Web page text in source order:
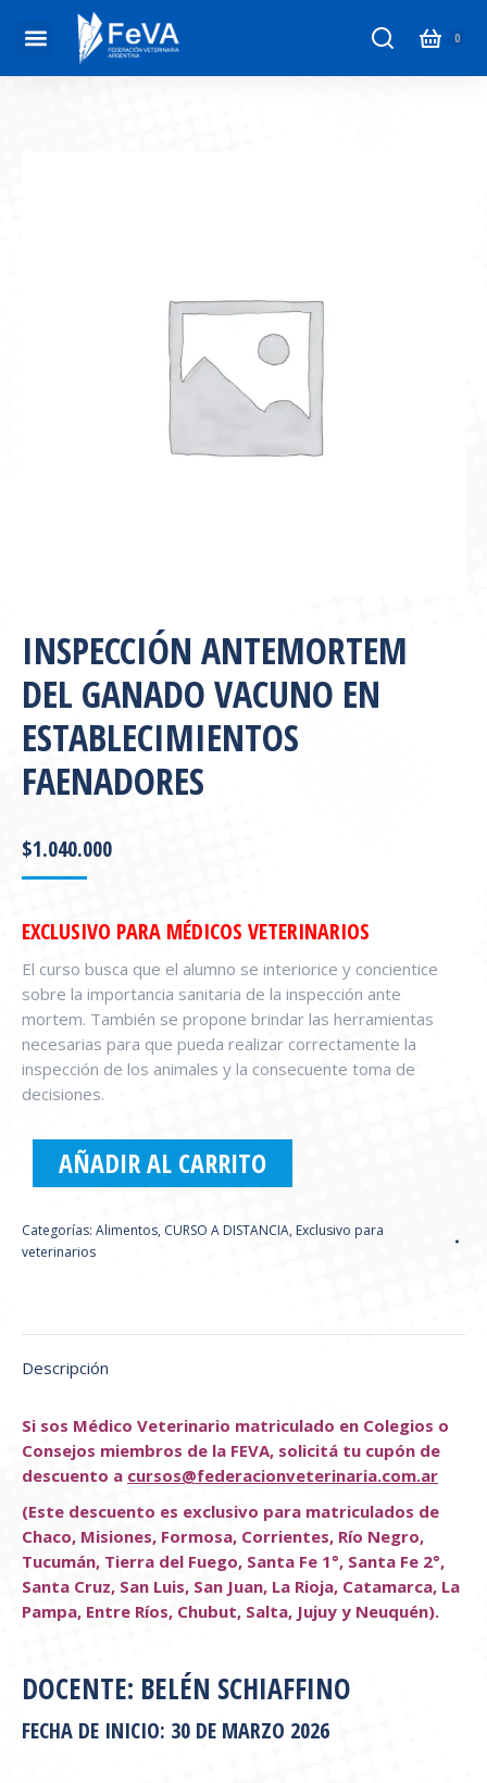
INSPECCIÓN ANTEMORTEM
DEL GANADO VACUNO EN
ESTABLECIMIENTOS
FAENADORES
$1.040.000
EXCLUSIVO PARA MÉDICOS VETERINARIOS
El curso busca que el alumno se interiorice y concientice
sobre la importancia sanitaria de la inspección ante
mortem. También se propone brindar las herramientas
necesarias para que pueda realizar correctamente la
inspección de los animales y la consecuente toma de
decisiones.
AÑADIR AL CARRITO
Categorías: Alimentos, CURSO A DISTANCIA, Exclusivo para
veterinarios
Descripción
Si sos Médico Veterinario matriculado en Colegios o
Consejos miembros de la FEVA, solicitá tu cupón de
descuento a cursos@federacionveterinaria.com.ar
(Este descuento es exclusivo para matriculados de
Chaco, Misiones, Formosa, Corrientes, Río Negro,
Tucumán, Tierra del Fuego, Santa Fe 1°, Santa Fe 2°,
Santa Cruz, San Luis, San Juan, La Rioja, Catamarca, La
Pampa, Entre Ríos, Chubut, Salta, Jujuy y Neuquén).
DOCENTE: BELÉN SCHIAFFINO
FECHA DE INICIO: 30 DE MARZO 2026